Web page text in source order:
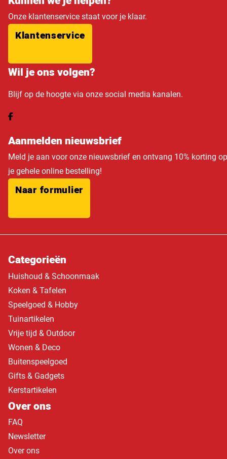
Onze klantenservice staat voor je klaar.
Klantenservice
Wil je ons volgen?
Blijf op de hoogte via onze social media kanalen.
Aanmelden nieuwsbrief
Meld je aan voor onze nieuwsbrief en ontvang 10% korting op
je gehele online bestelling!
Naar formulier
Categorieën
Huishoud & Schoonmaak
Koken & Tafelen
Speelgoed & Hobby
Tuinartikelen
Vrije tijd & Outdoor
Wonen & Deco
Buitenspeelgoed
Gifts & Gadgets
Kerstartikelen
Over ons
FAQ
Newsletter
Over ons